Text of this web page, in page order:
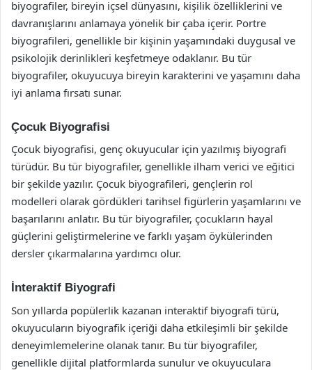
biyografiler, bireyin içsel dünyasını, kişilik özelliklerini ve
davranışlarını anlamaya yönelik bir çaba içerir. Portre
biyografileri, genellikle bir kişinin yaşamındaki duygusal ve
psikolojik derinlikleri keşfetmeye odaklanır. Bu tür
biyografiler, okuyucuya bireyin karakterini ve yaşamını daha
iyi anlama fırsatı sunar.
Çocuk Biyografisi
Çocuk biyografisi, genç okuyucular için yazılmış biyografi
türüdür. Bu tür biyografiler, genellikle ilham verici ve eğitici
bir şekilde yazılır. Çocuk biyografileri, gençlerin rol
modelleri olarak gördükleri tarihsel figürlerin yaşamlarını ve
başarılarını anlatır. Bu tür biyografiler, çocukların hayal
güçlerini geliştirmelerine ve farklı yaşam öykülerinden
dersler çıkarmalarına yardımcı olur.
İnteraktif Biyografi
Son yıllarda popülerlik kazanan interaktif biyografi türü,
okuyucuların biyografik içeriği daha etkileşimli bir şekilde
deneyimlemelerine olanak tanır. Bu tür biyografiler,
genellikle dijital platformlarda sunulur ve okuyuculara